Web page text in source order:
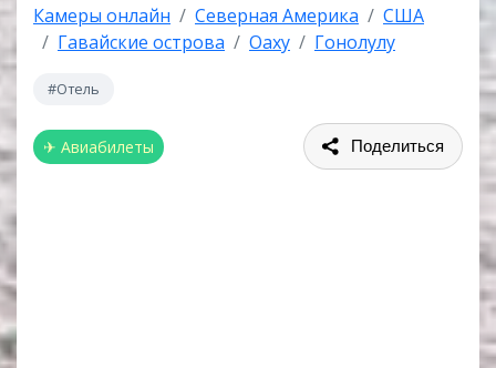
Камеры онлайн Северная Америка
США
Гавайские острова
Оаху Гонолулу
#Отель
✈ Авиабилеты Поделиться